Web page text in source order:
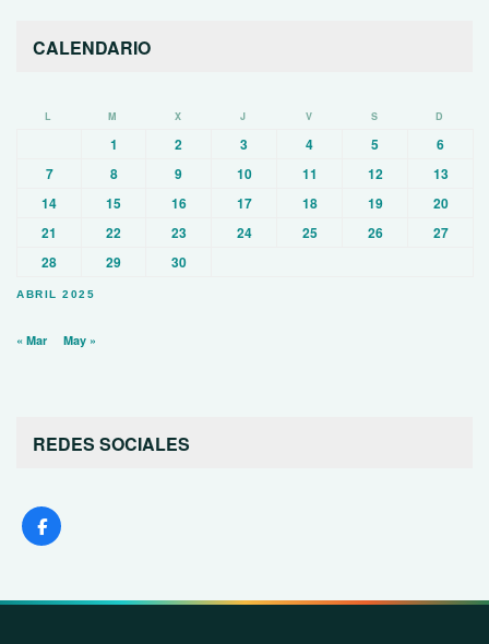
CALENDARIO
ABRIL 2025
L M X J V S D
1 2 3 4 5
6
7
8 9 10 11 12
13
14
15 16 17 18 19
20
21
22 23 24 25 26
27
28
29 30
« Mar May »
REDES SOCIALES